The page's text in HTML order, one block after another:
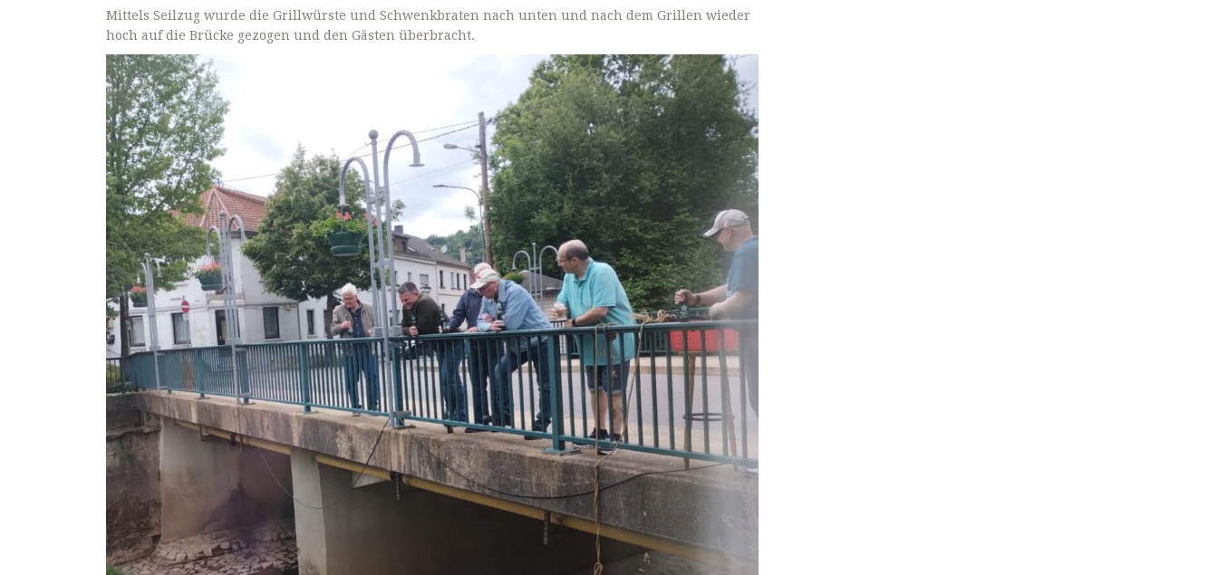
Mittels Seilzug wurde die Grillwürste und Schwenkbraten nach unten und nach dem Grillen wieder
hoch auf die Brücke gezogen und den Gästen überbracht.